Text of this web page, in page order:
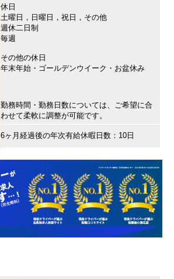
休日
土曜日，日曜日，祝日，その他
週休二日制
毎週
その他の休日
年末年始・ゴールデンウイーク・お盆休み
勤務時間・勤務日数については、ご希望に合
わせて柔軟に調整が可能です。
6ヶ月経過後の年次有給休暇日数：10日